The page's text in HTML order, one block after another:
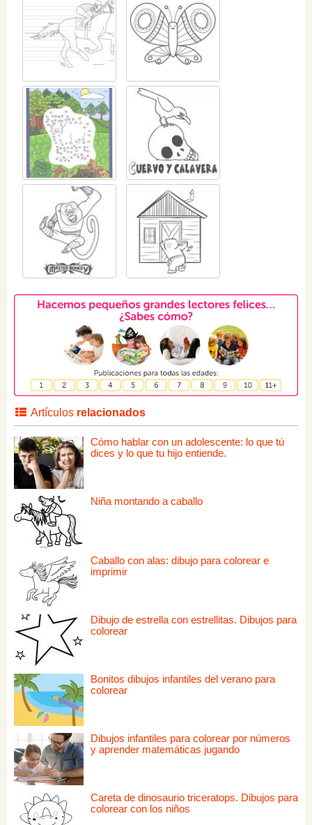
Artículos relacionados
Cómo hablar con un adolescente: lo que tú
dices y lo que tu hijo entiende.
Niña montando a caballo
Caballo con alas: dibujo para colorear e
imprimir
Dibujo de estrella con estrellitas. Dibujos para
colorear
Bonitos dibujos infantiles del verano para
colorear
Dibujos infantiles para colorear por números
y aprender matemáticas jugando
Careta de dinosaurio triceratops. Dibujos para
colorear con los niños